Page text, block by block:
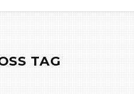
TAG